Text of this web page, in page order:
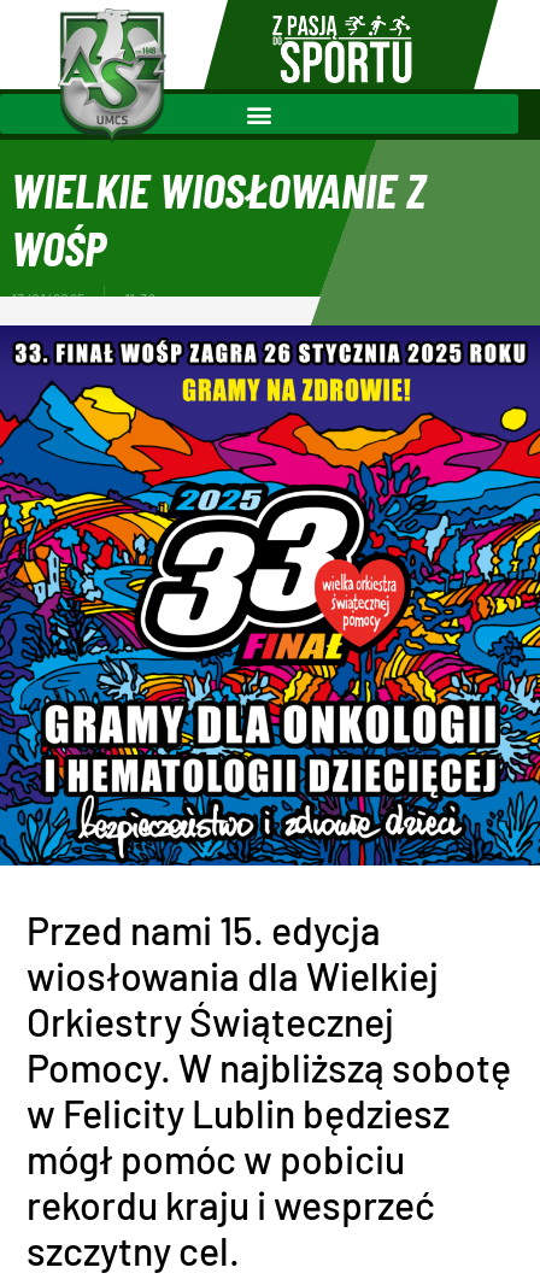
WIELKIE WIOSŁOWANIE Z
WOŚP
13/01/2025 11:39
Przed nami 15. edycja
wiosłowania dla Wielkiej
Orkiestry Świątecznej
Pomocy. W najbliższą sobotę
w Felicity Lublin będziesz
mógł pomóc w pobiciu
rekordu kraju i wesprzeć
szczytny cel.